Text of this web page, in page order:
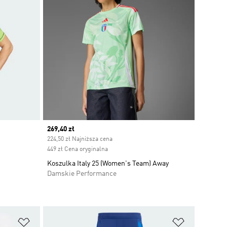
Current price
269,40 zł
224,50 zł Najniższa cena
449 zł Cena oryginalna
Koszulka Italy 25 (Women's Team) Away
Damskie Performance
Dodaj do listy życzeń